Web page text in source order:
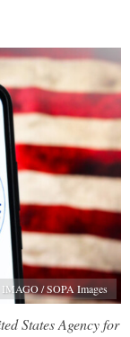
IMAGO / SOPA Images
States Agency for